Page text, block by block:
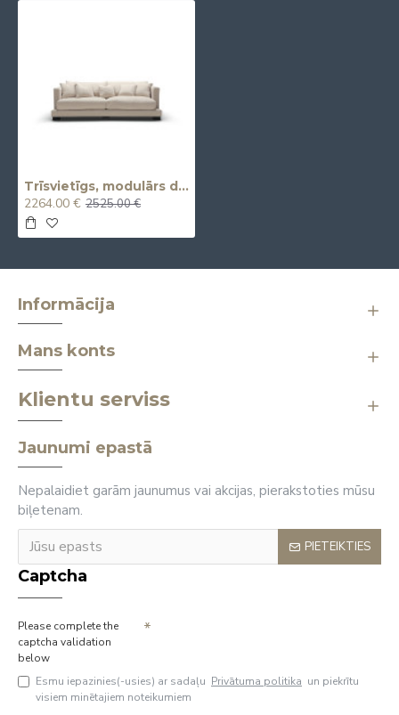
Trīsvietīgs, modulārs dīvāns COLORADO (3seater)
2264.00 € 2525.00 €
Informācija
Mans konts
Klientu serviss
Jaunumi epastā
Nepalaidiet garām jaunumus vai akcijas, pierakstoties mūsu
biļetenam.
PIETEIKTIES
Captcha
Please complete the
captcha validation
below
Esmu iepazinies(-usies) ar sadaļu Privātuma politika un piekrītu
visiem minētajiem noteikumiem